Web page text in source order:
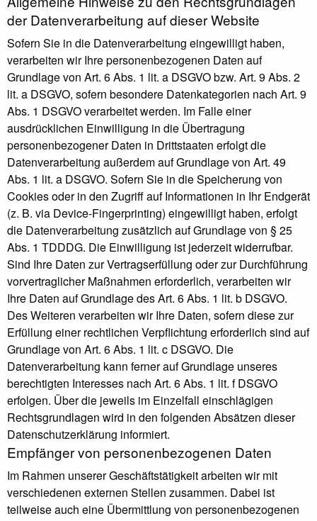
der Datenverarbeitung auf dieser Website
Sofern Sie in die Datenverarbeitung eingewilligt haben,
verarbeiten wir Ihre personenbezogenen Daten auf
Grundlage von Art. 6 Abs. 1 lit. a DSGVO bzw. Art. 9 Abs. 2
lit. a DSGVO, sofern besondere Datenkategorien nach Art. 9
Abs. 1 DSGVO verarbeitet werden. Im Falle einer
ausdrücklichen Einwilligung in die Übertragung
personenbezogener Daten in Drittstaaten erfolgt die
Datenverarbeitung außerdem auf Grundlage von Art. 49
Abs. 1 lit. a DSGVO. Sofern Sie in die Speicherung von
Cookies oder in den Zugriff auf Informationen in Ihr Endgerät
(z. B. via Device-Fingerprinting) eingewilligt haben, erfolgt
die Datenverarbeitung zusätzlich auf Grundlage von § 25
Abs. 1 TDDDG. Die Einwilligung ist jederzeit widerrufbar.
Sind Ihre Daten zur Vertragserfüllung oder zur Durchführung
vorvertraglicher Maßnahmen erforderlich, verarbeiten wir
Ihre Daten auf Grundlage des Art. 6 Abs. 1 lit. b DSGVO.
Des Weiteren verarbeiten wir Ihre Daten, sofern diese zur
Erfüllung einer rechtlichen Verpflichtung erforderlich sind auf
Grundlage von Art. 6 Abs. 1 lit. c DSGVO. Die
Datenverarbeitung kann ferner auf Grundlage unseres
berechtigten Interesses nach Art. 6 Abs. 1 lit. f DSGVO
erfolgen. Über die jeweils im Einzelfall einschlägigen
Rechtsgrundlagen wird in den folgenden Absätzen dieser
Datenschutzerklärung informiert.
Empfänger von personenbezogenen Daten
Im Rahmen unserer Geschäftstätigkeit arbeiten wir mit
verschiedenen externen Stellen zusammen. Dabei ist
teilweise auch eine Übermittlung von personenbezogenen